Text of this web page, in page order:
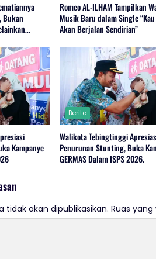
Bukan
Romeo AL-ILHAM Tampilkan
Musik Baru dalam Single “Kau
Akan Berjalan Sendirian”
Kampanye
Berita
Walikota Tebingtinggi
Penurunan Stunting, Buka
GERMAS Dalam ISPS 2026.
tidak akan dipublikasikan. Ruas